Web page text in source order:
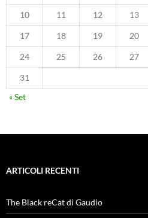
10 11 12 13
17 18 19 20
24 25 26 27
31
« Set
ARTICOLI RECENTI
The Black reCat di Gaudio